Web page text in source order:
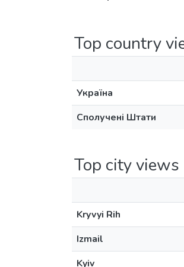
Top country
Україна
Сполучені Штати
Top city views
Kryvyi Rih
Izmail
Kyiv